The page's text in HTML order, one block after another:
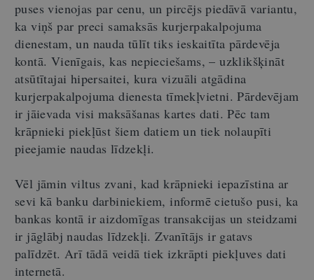
puses vienojas par cenu, un pircējs piedāvā variantu,
ka viņš par preci samaksās kurjerpakalpojuma
dienestam, un nauda tūlīt tiks ieskaitīta pārdevēja
kontā. Vienīgais, kas nepieciešams, – uzklikšķināt
atsūtītajai hipersaitei, kura vizuāli atgādina
kurjerpakalpojuma dienesta tīmekļvietni. Pārdevējam
ir jāievada visi maksāšanas kartes dati. Pēc tam
krāpnieki piekļūst šiem datiem un tiek nolaupīti
pieejamie naudas līdzekļi.
Vēl jāmin viltus zvani, kad krāpnieki iepazīstina ar
sevi kā banku darbiniekiem, informē cietušo pusi, ka
bankas kontā ir aizdomīgas transakcijas un steidzami
ir jāglābj naudas līdzekļi. Zvanītājs ir gatavs
palīdzēt. Arī tādā veidā tiek izkrāpti piekļuves dati
internetā.